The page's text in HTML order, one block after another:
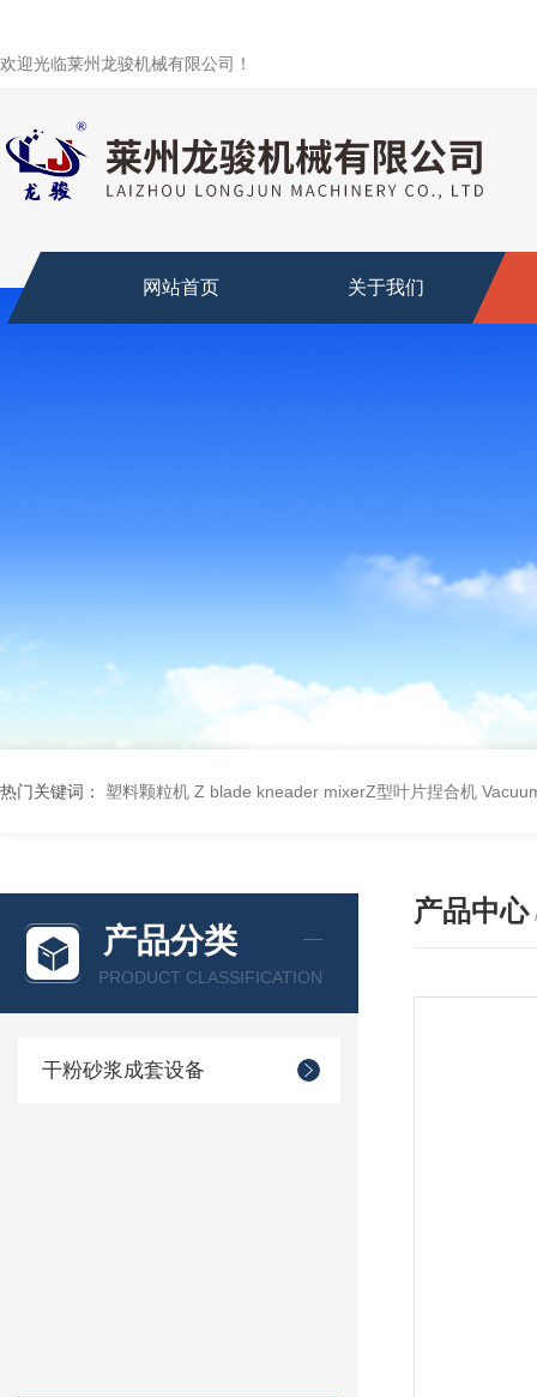
欢迎光临莱州龙骏机械有限公司！
网站首页 关于我们
热门关键词： 塑料颗粒机 Z blade kneader mixerZ型叶片捏合机
产品分类
PRODUCT CLASSIFICATION
干粉砂浆成套设备
产品中心